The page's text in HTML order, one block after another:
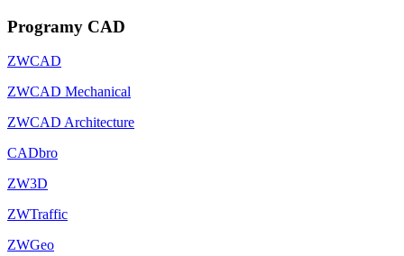
Programy CAD
ZWCAD
ZWCAD Mechanical
ZWCAD Architecture
CADbro
ZW3D
ZWTraffic
ZWGeo